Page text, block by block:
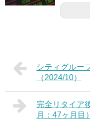
シティグルー
（2024/10）
完全リタイア
月：47ヶ月目）